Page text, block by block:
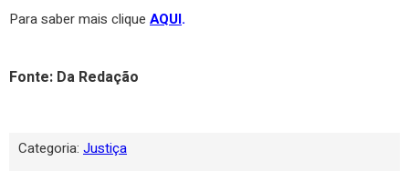
Para saber mais clique AQUI.
Fonte: Da Redação
Categoria: Justiça